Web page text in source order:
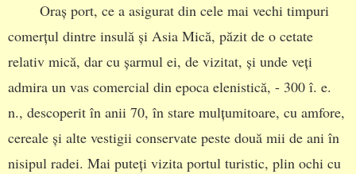
Oraș port, ce a asigurat din cele mai vechi timpuri
comerțul dintre insulă și Asia Mică, păzit de o cetate
relativ mică, dar cu șarmul ei, de vizitat, și unde veți
admira un vas comercial din epoca elenistică, - 300 î. e.
n., descoperit în anii 70, în stare mulțumitoare, cu amfore,
cereale și alte vestigii conservate peste două mii de ani în
nisipul radei. Mai puteți vizita portul turistic, plin ochi cu